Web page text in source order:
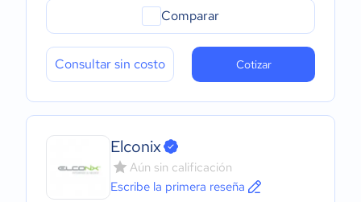
Comparar
Consultar sin costo Cotizar
Elconix
Aún sin calificación
Escribe la primera reseña